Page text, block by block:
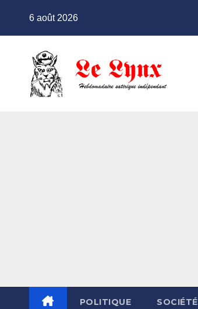
6 août 2026
POLITIQUE SOCIÉTÉ